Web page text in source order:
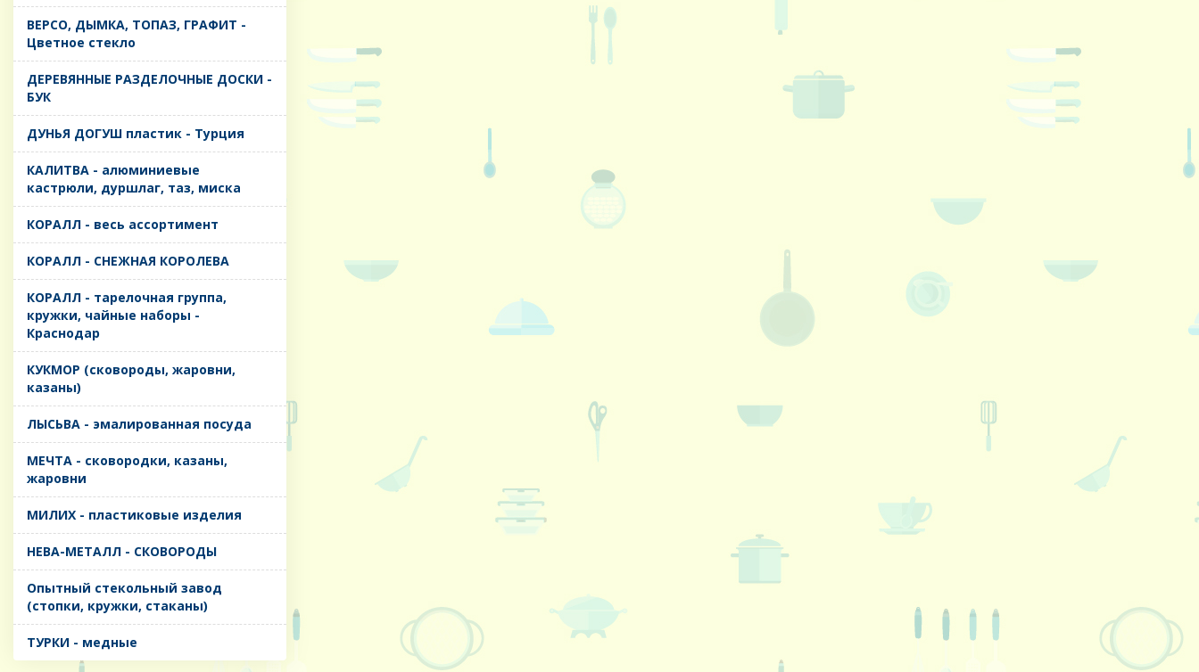
ВЕРСО, ДЫМКА, ТОПАЗ, ГРАФИТ -
Цветное стекло
ДЕРЕВЯННЫЕ РАЗДЕЛОЧНЫЕ ДОСКИ -
БУК
ДУНЬЯ ДОГУШ пластик - Турция
КАЛИТВА - алюминиевые
кастрюли, дуршлаг, таз, миска
КОРАЛЛ - весь ассортимент
КОРАЛЛ - СНЕЖНАЯ КОРОЛЕВА
КОРАЛЛ - тарелочная группа,
кружки, чайные наборы -
Краснодар
КУКМОР (сковороды, жаровни,
казаны)
ЛЫСЬВА - эмалированная посуда
МЕЧТА - сковородки, казаны,
жаровни
МИЛИХ - пластиковые изделия
НЕВА-МЕТАЛЛ - СКОВОРОДЫ
Опытный стекольный завод
(стопки, кружки, стаканы)
ТУРКИ - медные